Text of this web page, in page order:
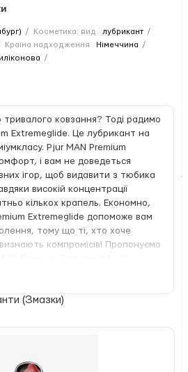
Косметика: вид
лубрикант
Країна надходження
Німеччина
ковзання? Тоді радимо
Extremeglide. Це лубрикант на
Pjur MAN Premium
і вам не доведеться
ігор, щоб видавити з тюбика
високій концентрації
кількох крапель. Економно,
Extremeglide допоможе вам
тому що ті, хто хоче
компромісів! Пропонуємо
лубрикант для тривалого
масажу;
диметикон, диметиконол.
(Змазки)